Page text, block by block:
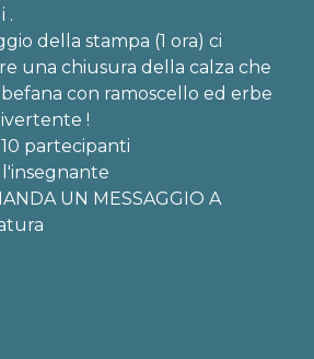
.
della stampa (1 ora) ci
una chiusura della calza che
con ramoscello ed erbe
!
partecipanti
UN MESSAGGIO A